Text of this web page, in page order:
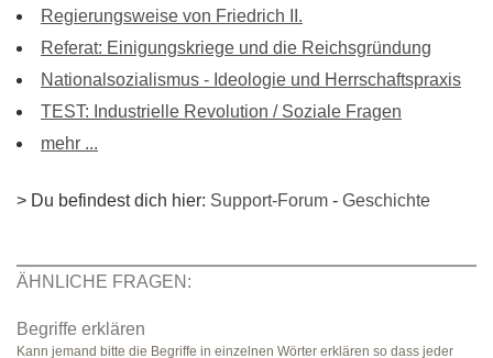
Regierungsweise von Friedrich II.
Referat: Einigungskriege und die Reichsgründung
Nationalsozialismus - Ideologie und Herrschaftspraxis
TEST: Industrielle Revolution / Soziale Fragen
mehr ...
> Du befindest dich hier: Support-Forum - Geschichte
ÄHNLICHE FRAGEN:
Begriffe erklären
Kann jemand bitte die Begriffe in einzelnen Wörter erklären so dass jeder